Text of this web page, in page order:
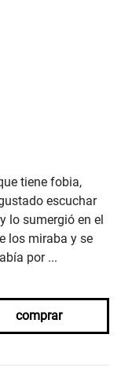
tiene fobia,
escuchar
lo sumergió en el
los miraba y se
por ...
comprar